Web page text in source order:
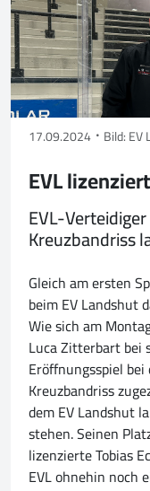
17.09.2024 Bild: EV
EVL
EVL-
Kreuzbandriss
Gleich am ersten
beim EV Landshut
Wie sich am
Luca Zitterbart bei
Eröffnungsspiel
Kreuzbandriss
dem EV Landshut
stehen. Seinen
lizenzierte Tobias
EVL ohnehin noch